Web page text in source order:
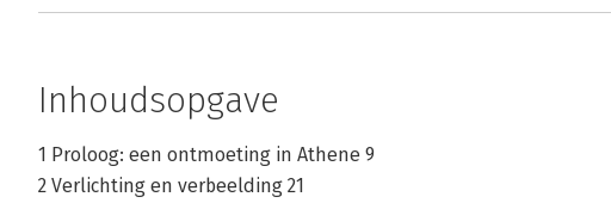
Inhoudsopgave
1 Proloog: een ontmoeting in Athene 9
2 Verlichting en verbeelding 21